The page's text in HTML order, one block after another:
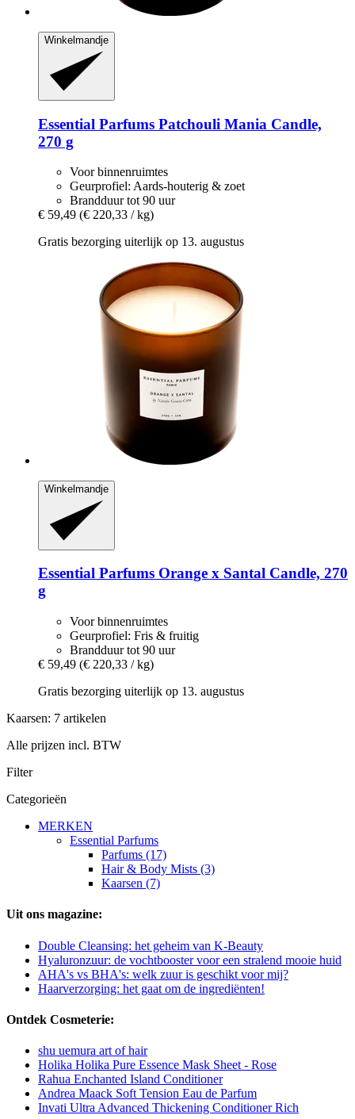
Winkelmandje
Essential Parfums Patchouli Mania Candle,
270 g
Voor binnenruimtes
Geurprofiel: Aards-houterig & zoet
Brandduur tot 90 uur
€ 59,49 (€ 220,33 / kg)
Gratis bezorging uiterlijk op 13. augustus
Winkelmandje
Essential Parfums Orange x Santal Candle, 270
g
Voor binnenruimtes
Geurprofiel: Fris & fruitig
Brandduur tot 90 uur
€ 59,49 (€ 220,33 / kg)
Gratis bezorging uiterlijk op 13. augustus
Kaarsen: 7 artikelen
Alle prijzen incl. BTW
Filter
Categorieën
MERKEN
Essential Parfums
Parfums (17)
Hair & Body Mists (3)
Kaarsen (7)
Uit ons magazine:
Double Cleansing: het geheim van K-Beauty
Hyaluronzuur: de vochtbooster voor een stralend mooie huid
AHA's vs BHA's: welk zuur is geschikt voor mij?
Haarverzorging: het gaat om de ingrediënten!
Ontdek Cosmeterie:
shu uemura art of hair
Holika Holika Pure Essence Mask Sheet - Rose
Rahua Enchanted Island Conditioner
Andrea Maack Soft Tension Eau de Parfum
Invati Ultra Advanced Thickening Conditioner Rich